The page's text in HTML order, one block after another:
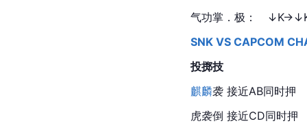
气功掌．极：　
SNK VS CAPCOM
投掷技
麒麟袭 接近AB同时押
虎袭倒 接近CD同时押